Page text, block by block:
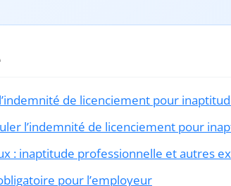
de licenciement pour
l’indemnité de licenciement pour
: inaptitude professionnelle et autres
pour l’employeur